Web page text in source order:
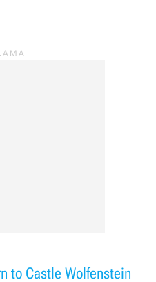
to Castle Wolfenstein